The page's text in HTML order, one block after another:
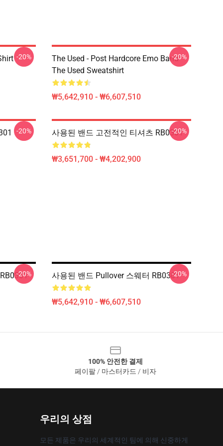
-20%
The Used - Post Hardcore Emo Band
The Used Sweatshirt
₩5,642,910 - ₩6,607,510
-20%
-20% 사용된 밴드 고전적인 티셔츠 RB0301
₩3,651,700 - ₩4,202,900
-20%
-20% 사용된 밴드 Pullover 스웨터 RB0301
₩5,642,910 - ₩6,607,510
-20%
100% 안전한 결제
페이팔 / 마스터카드 / 비자
우리의 상점
모든 제품은 우리의 세계적인 팀에 의해 신중하게